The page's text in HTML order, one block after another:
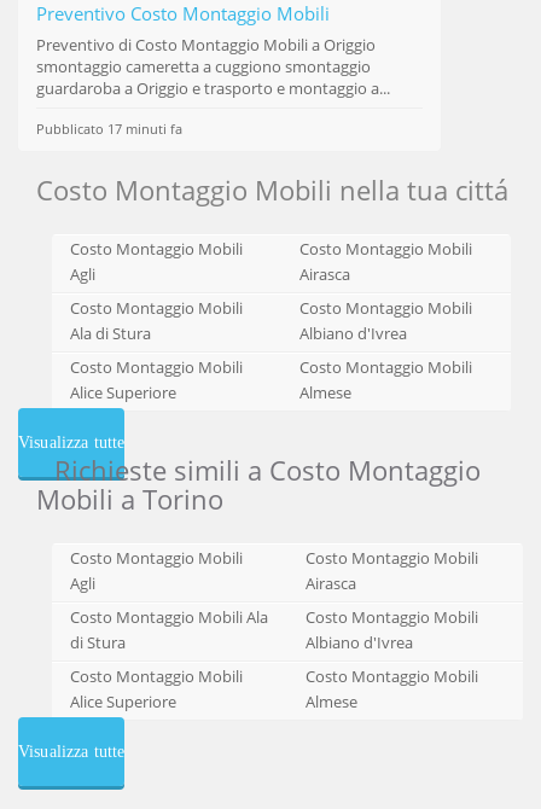
Preventivo Costo Montaggio Mobili
Preventivo diCosto Montaggio Mobilia Origgio
smontaggio cameretta a cuggiono smontaggio
guardaroba a Origgio e trasporto e montaggio a...
Pubblicato 17 minuti fa
Costo Montaggio Mobili nella tua cittá
Costo Montaggio Mobili
Agli
Costo Montaggio Mobili
Airasca
Costo Montaggio Mobili
Ala di Stura
Costo Montaggio Mobili
Albiano d'Ivrea
Costo Montaggio Mobili
Alice Superiore
Costo Montaggio Mobili
Almese
Visualizza tutte
Richieste simili a Costo Montaggio
Mobili a Torino
Costo Montaggio Mobili
Agli
Costo Montaggio Mobili
Airasca
Costo Montaggio Mobili Ala
di Stura
Costo Montaggio Mobili
Albiano d'Ivrea
Costo Montaggio Mobili
Alice Superiore
Costo Montaggio Mobili
Almese
Visualizza tutte